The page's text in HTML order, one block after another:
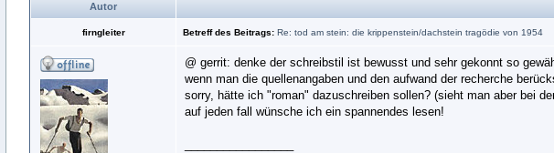
Autor
firngleiter Betreff des Beitrags: Re: tod am stein: die krippenstein/dachstein tragödie von 1954
@ gerrit: denke der schreibstil ist bewusst und sehr gekonnt so
wenn man die quellenangaben und den aufwand der recherche
sorry, hätte ich "roman" dazuschreiben sollen? (sieht man aber bei
auf jeden fall wünsche ich ein spannendes lesen!